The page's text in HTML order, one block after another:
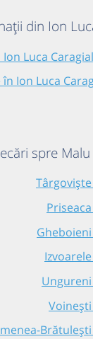
din Ion
Luca
Ion Luca
spre